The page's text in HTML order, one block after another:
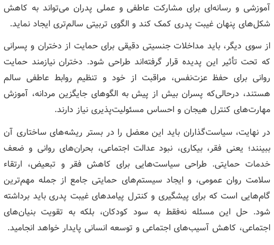
آموزشی و رسانه‌ای برای مشارکت عاطفی و عملی پدران می‌تواند به کاهش
شکل‌های پنهان غیبت پدری کمک کند و الگوی تربیتی سالم‌تری ایجاد نماید.
از سوی دیگر، باید مداخلات جنسیتی دقیقی برای حمایت از دختران و پسرانی
که تحت تأثیر این پدیده قرار گرفته‌اند طراحی شود. دختران نیازمند حمایت
روانی برای حفظ عزت‌نفس، مراقبت از خود و تنظیم روابط عاطفی سالم
هستند، درحالی‌که پسران بیش از پیش به الگوهای جایگزین مردانه، آموزش
مهارت‌های کنترل هیجان و احساس مسئولیت‌پذیری نیاز دارند.
در نهایت، سیاست‌گذاران باید این معضل را در بستر ریشه‌های ساختاری آن
ببینند؛ یعنی فقر، بیکاری، نبود عدالت اجتماعی، بحران‌های روانی و ضعف
خدمات حمایتی. طراحی سیاست‌هایی برای کاهش فقر و تبعیض، ارتقاء
سلامت روان عمومی، و ایجاد سیستم‌های حمایتی جامع از جمله مهم‌ترین
گام‌هایی است که برای پیشگیری و کنترل پیامدهای غیبت پدری باید برداشته
شود. حل این مسئله نه‌فقط به سود کودکان، بلکه به تقویت بنیان‌های
اجتماعی، کاهش آسیب‌های اجتماعی و توسعه انسانی پایدار خواهد انجامید.